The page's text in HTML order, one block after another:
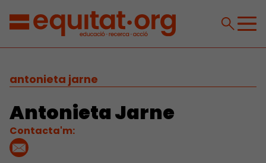
antonieta jarne
Antonieta Jarne
Contacta'm: